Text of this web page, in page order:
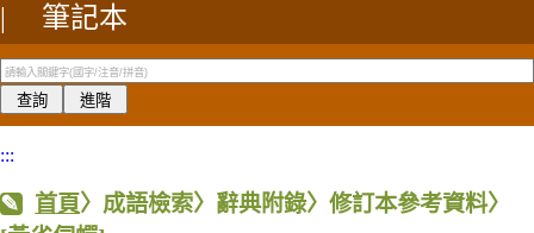
|
筆記本
:::
首頁〉成語檢索〉辭典附錄〉修訂本參考資料〉